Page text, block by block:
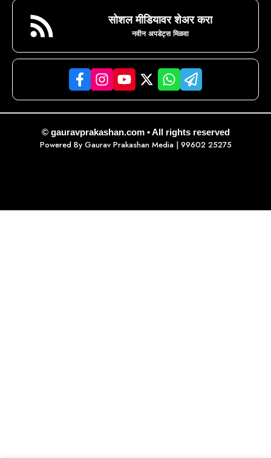
सोशल मीडियावर शेअर करा
नवीन अपडेट्स मिळवा
© gauravprakashan.com • All rights reserved
Powered By Gaurav Prakashan Media| 99602 25275